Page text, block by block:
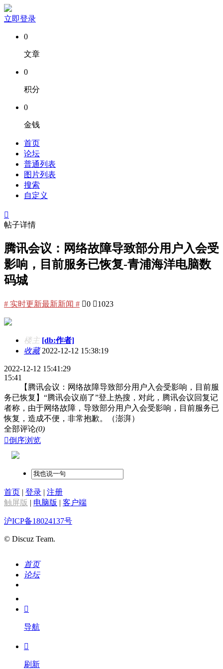
立即登录
0
文章
0
积分
0
金钱
首页
论坛
普通列表
图片列表
搜索
自定义

帖子详情
腾讯会议：网络故障导致部分用户入会受
影响，目前服务已恢复-青浦海洋电脑数
码城
# 实时更新最新新闻 # 0 1023
楼主 [db:作者]
收藏2022-12-12 15:38:19
2022-12-12 15:41:29
15:41
【腾讯会议：网络故障导致部分用户入会受影响，目前服
务已恢复】“腾讯会议崩了”登上热搜，对此，腾讯会议回复记
者称，由于网络故障，导致部分用户入会受影响，目前服务已
恢复，造成不便，非常抱歉。（澎湃）
全部评论(0)
倒序浏览
首页 | 登录 | 注册
触屏版 | 电脑版 | 客户端
沪ICP备18024137号
© Discuz Team.
首页
论坛
我的

导航

刷新